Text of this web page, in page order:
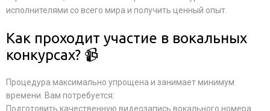
исполнителями со всего мира и получить ценный опыт.
Как проходит участие в вокальных
конкурсах? 📹
Процедура максимально упрощена и занимает минимум
времени. Вам потребуется:
Подготовить качественную видеозапись вокального номера